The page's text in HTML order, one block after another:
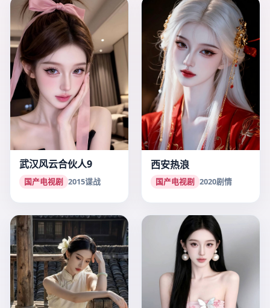
武汉风云合伙人9
国产电视剧 2015谍战
西安热浪
国产电视剧 2020剧情